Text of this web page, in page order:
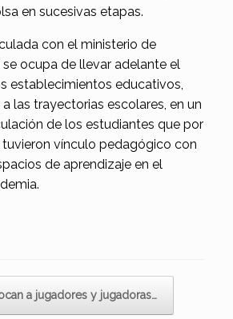
en sucesivas etapas.
con el ministerio de
ocupa de llevar adelante el
establecimientos educativos,
las trayectorias escolares, en un
de los estudiantes que por
vínculo pedagógico con
de aprendizaje en el
a jugadores y jugadoras…